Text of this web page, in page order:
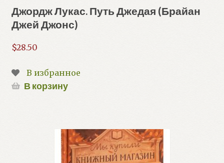
Джордж Лукас. Путь Джедая (Брайан
Джей Джонс)
$28.50
В избранное
В корзину